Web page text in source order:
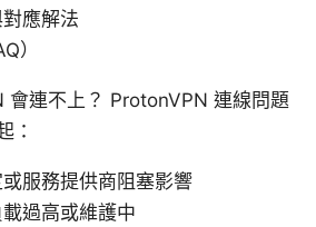
應解法
）
會連不上？ ProtonVPN 連線問題
：
服務提供商阻塞影響
過高或維護中